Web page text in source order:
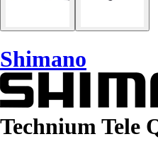
Shimano
Technium Tele